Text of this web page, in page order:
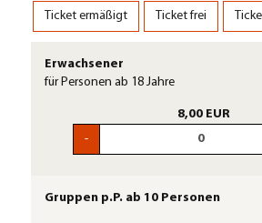
Ticket ermäßigt Ticket frei
Erwachsener
für Personen ab 18 Jahre
8,00 EUR
-
Gruppen p.P. ab 10 Personen